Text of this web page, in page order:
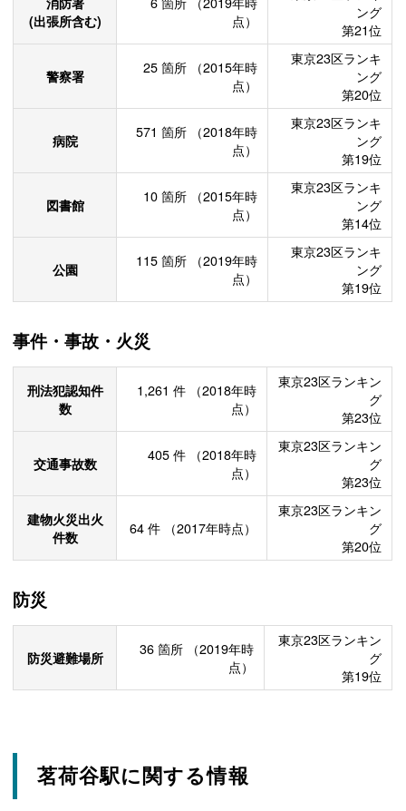
(出張所含む)
点）
ング
第21位
警察署 25 箇所
（2015年時
点）
東京23区ランキ
ング
第20位
病院 571 箇所
（2018年時
点）
東京23区ランキ
ング
第19位
図書館 10 箇所
（2015年時
点）
東京23区ランキ
ング
第14位
公園 115 箇所
（2019年時
点）
東京23区ランキ
ング
第19位
事件・事故・火災
刑法犯認知件
数
1,261 件
（2018年時
点）
東京23区ランキン
グ
第23位
交通事故数 405 件
（2018年時
点）
東京23区ランキン
グ
第23位
建物火災出火
件数
64 件 （2017年時点）
東京23区ランキン
グ
第20位
防災
防災避難場所 36 箇所
（2019年時
点）
東京23区ランキン
グ
第19位
茗荷谷駅に関する情報